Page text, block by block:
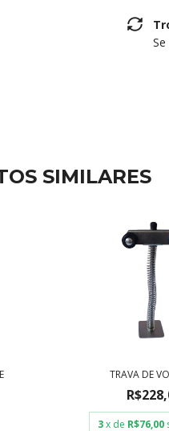
SIMILARES
TRAVA DE
3x de R$76,00